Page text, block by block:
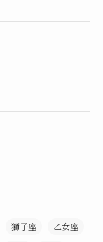
獅子座
乙女座